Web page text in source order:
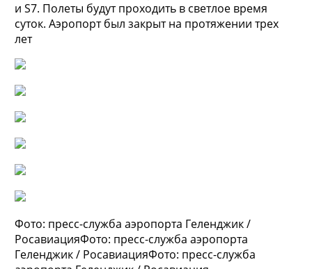
и S7. Полеты будут проходить в светлое время
суток. Аэропорт был закрыт на протяжении трех
лет
Фото: пресс-служба аэропорта Геленджик /
РосавиацияФото: пресс-служба аэропорта
Геленджик / РосавиацияФото: пресс-служба